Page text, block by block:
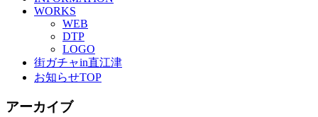
WORKS
WEB
DTP
LOGO
街ガチャin直江津
お知らせTOP
アーカイブ